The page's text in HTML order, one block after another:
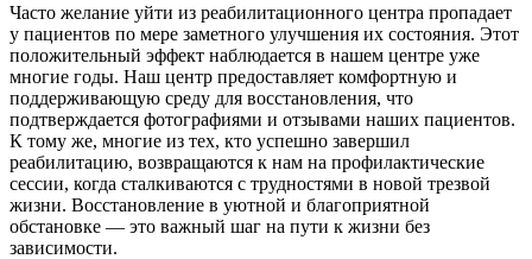
Часто желание уйти из реабилитационного центра пропадает
у пациентов по мере заметного улучшения их состояния. Этот
положительный эффект наблюдается в нашем центре уже
многие годы. Наш центр предоставляет комфортную и
поддерживающую среду для восстановления, что
подтверждается фотографиями и отзывами наших пациентов.
К тому же, многие из тех, кто успешно завершил
реабилитацию, возвращаются к нам на профилактические
сессии, когда сталкиваются с трудностями в новой трезвой
жизни. Восстановление в уютной и благоприятной
обстановке — это важный шаг на пути к жизни без
зависимости.